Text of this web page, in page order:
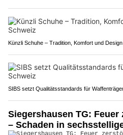
Künzli Schuhe – Tradition, Komfort und
SIBS setzt Qualitätsstandards für
Siegershausen TG:
– Schaden in